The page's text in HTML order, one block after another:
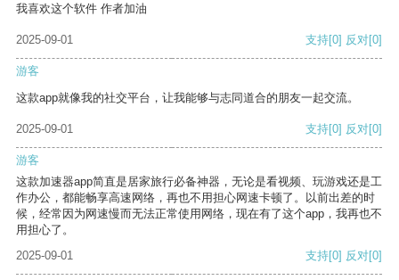
我喜欢这个软件 作者加油
2025-09-01 支持[0] 反对[0]
游客
这款app就像我的社交平台，让我能够与志同道合的朋友一起交流。
2025-09-01 支持[0] 反对[0]
游客
这款加速器app简直是居家旅行必备神器，无论是看视频、玩游戏还是工
作办公，都能畅享高速网络，再也不用担心网速卡顿了。以前出差的时
候，经常因为网速慢而无法正常使用网络，现在有了这个app，我再也不
用担心了。
2025-09-01
支持[0] 反对[0]